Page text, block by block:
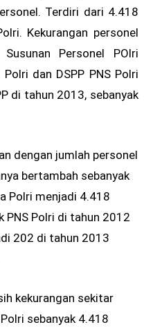
Terdiri dari 4.418
Kekurangan personel
Personel POlri
dan DSPP PNS Polri
di tahun 2013, sebanyak
dengan jumlah personel
bertambah sebanyak
Polri menjadi 4.418
PNS Polri di tahun 2012
202 di tahun 2013
kekurangan sekitar
sebanyak 4.418